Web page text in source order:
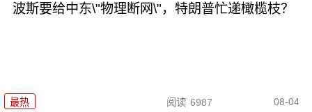
波斯要给中东\"物理断网\"，特朗普忙递橄榄枝？
最热 阅读 6987 08-04